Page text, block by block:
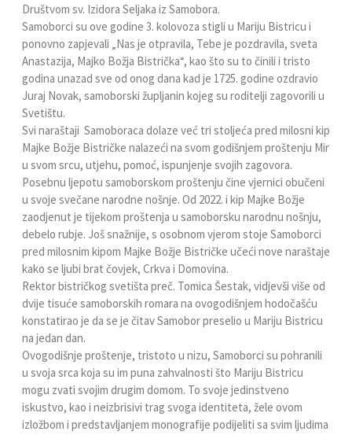
Društvom sv. Izidora Seljaka iz Samobora.
Samoborci su ove godine 3. kolovoza stigli u Mariju Bistricu i
ponovno zapjevali „Nas je otpravila, Tebe je pozdravila, sveta
Anastazija, Majko Božja Bistrička“, kao što su to činili i tristo
godina unazad sve od onog dana kad je 1725. godine ozdravio
Juraj Novak, samoborski župljanin kojeg su roditelji zagovorili u
Svetištu.
Svi naraštaji Samoboraca dolaze već tri stoljeća pred milosni kip
Majke Božje Bistričke nalazeći na svom godišnjem proštenju Mir
u svom srcu, utjehu, pomoć, ispunjenje svojih zagovora.
Posebnu ljepotu samoborskom proštenju čine vjernici obučeni
u svoje svečane narodne nošnje. Od 2022. i kip Majke Božje
zaodjenut je tijekom proštenja u samoborsku narodnu nošnju,
debelo rubje. Još snažnije, s osobnom vjerom stoje Samoborci
pred milosnim kipom Majke Božje Bistričke učeći nove naraštaje
kako se ljubi brat čovjek, Crkva i Domovina.
Rektor bistričkog svetišta preč. Tomica Šestak, vidjevši više od
dvije tisuće samoborskih romara na ovogodišnjem hodočašću
konstatirao je da se je čitav Samobor preselio u Mariju Bistricu
na jedan dan.
Ovogodišnje proštenje, tristoto u nizu, Samoborci su pohranili
u svoja srca koja su im puna zahvalnosti što Mariju Bistricu
mogu zvati svojim drugim domom. To svoje jedinstveno
iskustvo, kao i neizbrisivi trag svoga identiteta, žele ovom
izložbom i predstavljanjem monografije podijeliti sa svim ljudima